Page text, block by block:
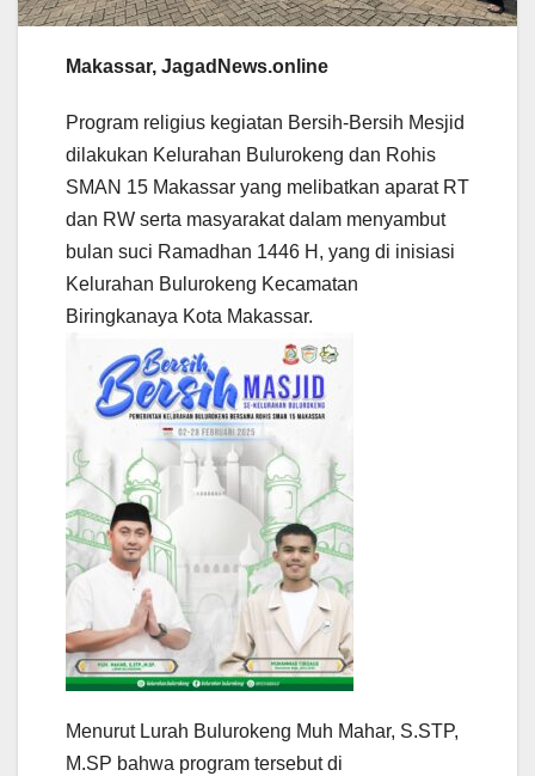
Makassar, JagadNews.online
Program religius kegiatan Bersih-Bersih Mesjid
dilakukan Kelurahan Bulurokeng dan Rohis
SMAN 15 Makassar yang melibatkan aparat RT
dan RW serta masyarakat dalam menyambut
bulan suci Ramadhan 1446 H, yang di inisiasi
Kelurahan Bulurokeng Kecamatan
Biringkanaya Kota Makassar.
Menurut Lurah Bulurokeng Muh Mahar, S.STP,
M.SP bahwa program tersebut di